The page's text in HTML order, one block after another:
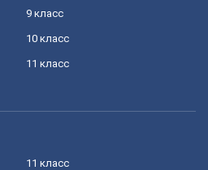
9 класс
10 класс
11 класс
11 класс